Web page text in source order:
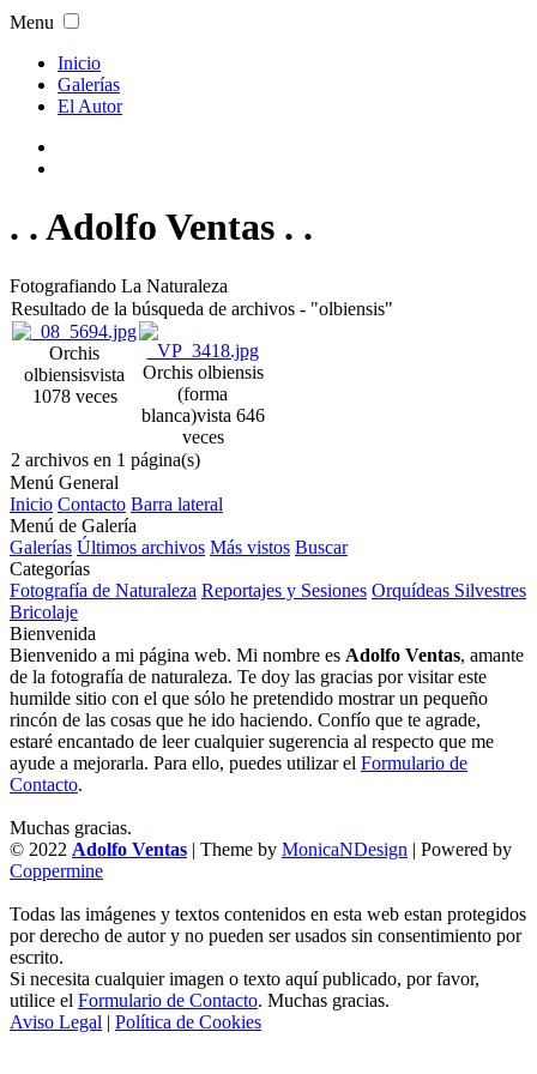
Menu
Inicio
Galerías
El Autor
. . Adolfo Ventas . .
Fotografiando La Naturaleza
Resultado de la búsqueda de archivos - "olbiensis"
Orchis
olbiensisvista
1078 veces
Orchis olbiensis
(forma
blanca)vista 646
veces
2 archivos en 1 página(s)
Menú General
Inicio Contacto Barra lateral
Menú de Galería
Galerías Últimos archivos Más vistos Buscar
Categorías
Fotografía de Naturaleza Reportajes y Sesiones Orquídeas Silvestres
Bricolaje
Bienvenida
Bienvenido a mi página web. Mi nombre es Adolfo Ventas, amante
de la fotografía de naturaleza. Te doy las gracias por visitar este
humilde sitio con el que sólo he pretendido mostrar un pequeño
rincón de las cosas que he ido haciendo. Confío que te agrade,
estaré encantado de leer cualquier sugerencia al respecto que me
ayude a mejorarla. Para ello, puedes utilizar el Formulario de
Contacto.
Muchas gracias.
© 2022 Adolfo Ventas | Theme by MonicaNDesign | Powered by
Coppermine
Todas las imágenes y textos contenidos en esta web estan protegidos
por derecho de autor y no pueden ser usados sin consentimiento por
escrito.
Si necesita cualquier imagen o texto aquí publicado, por favor,
utilice el Formulario de Contacto. Muchas gracias.
Aviso Legal | Política de Cookies